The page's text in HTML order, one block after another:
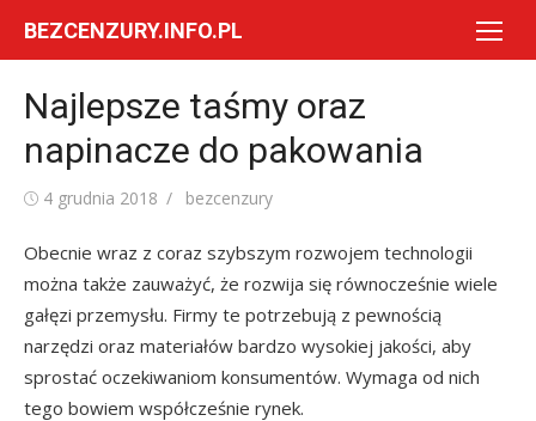
BEZCENZURY.INFO.PL
Najlepsze taśmy oraz
napinacze do pakowania
Posted
4 grudnia 2018 Author
bezcenzury
Obecnie wraz z coraz szybszym rozwojem technologii
można także zauważyć, że rozwija się równocześnie wiele
gałęzi przemysłu. Firmy te potrzebują z pewnością
narzędzi oraz materiałów bardzo wysokiej jakości, aby
sprostać oczekiwaniom konsumentów. Wymaga od nich
tego bowiem współcześnie rynek.